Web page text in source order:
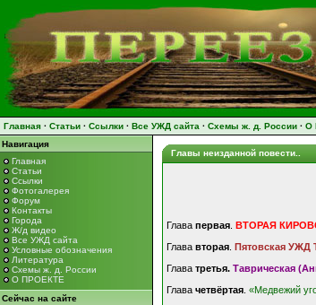
Главная · Статьи · Ссылки · Все УЖД сайта · Схемы ж. д. России · О
Навигация
Главная
Статьи
Ссылки
Фотогалерея
Форум
Контакты
Города
Ж/д видео
Все УЖД сайта
Условные обозначения
Литература
Схемы ж. д. России
О ПРОЕКТЕ
Сейчас на сайте
Главы неизданной повести..
Глава первая ВТОРАЯ
Глава вторая Пятовская УЖД
Глава третья. Таврическая
Глава четвёртая «Медвежий